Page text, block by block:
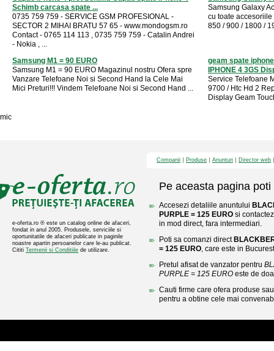
Schimb carcasa spate ...
0735 759 759 - SERVICE GSM PROFESIONAL -
SECTOR 2 MIHAI BRATU 57 65 - www.mondogsm.ro
Contact - 0765 114 113 , 0735 759 759 - Catalin Andrei
- Nokia , ...
Samsung Galaxy
cu toate
850 / 900 / 1800 /
Samsung M1 = 90 EURO
Samsung M1 = 90 EURO Magazinul nostru Ofera spre
Vanzare Telefoane Noi si Second Hand la Cele Mai
Mici Preturi!!! Vindem Telefoane Noi si Second Hand ...
geam spate
IPHONE 4 3GS
Service Telefoane
9700 / Htc Hd 2
Display Geam
mic
e-oferta.ro ® este un catalog online de afaceri,
fondat in anul 2005. Produsele, serviciile si
oportunitatile de afaceri publicate in paginile
noastre apartin persoanelor care le-au publicat.
Cititi Termenii si Conditiile de utilizare.
Companii Produse Anunturi Director web
Pe aceasta pagina poti
Accesezi detaliile anuntului
PURPLE = 125 EURO si
in mod direct, fara intermediari.
Poti sa comanzi direct
= 125 EURO, care este in
Pretul afisat de vanzator pentru
PURPLE = 125 EURO este de
Cauti firme care ofera produse
pentru a obtine cele mai